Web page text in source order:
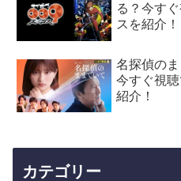
る？今す
スを紹介！
名探偵の
今すぐ視
紹介！
カテゴリー